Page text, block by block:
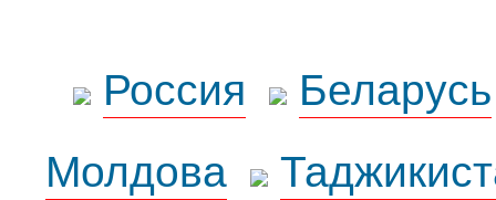
Россия
Беларусь
Молдова